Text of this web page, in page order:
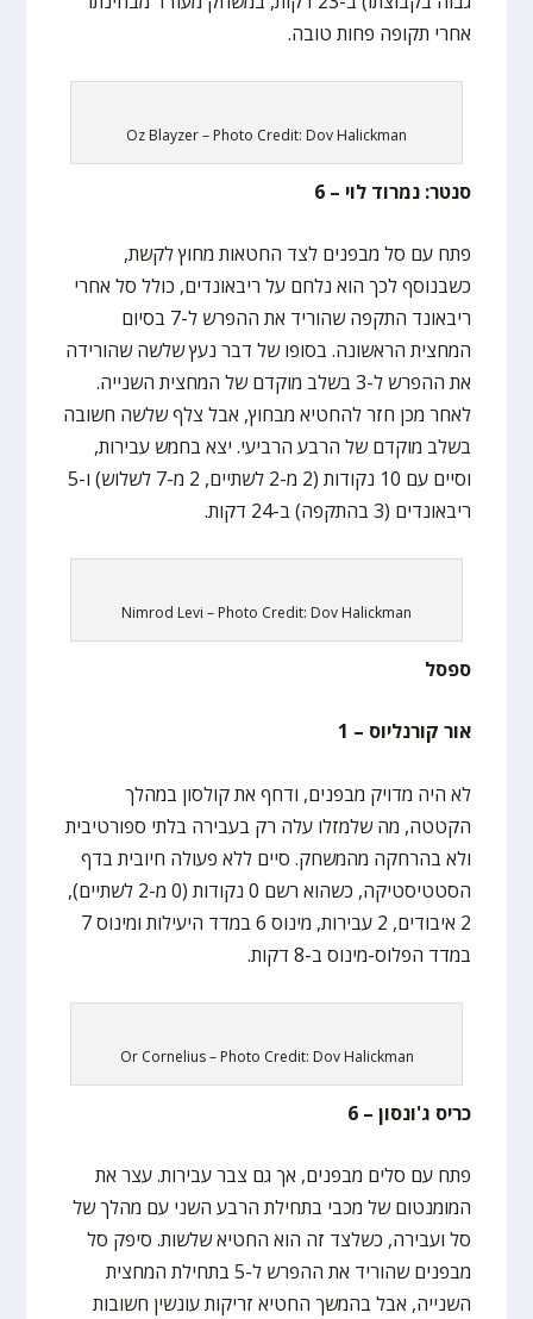
אחרי תקופה פחות טובה.
Oz Blayzer – Photo Credit: Dov Halickman
סנטר: נמרוד לוי – 6
פתח עם סל מבפנים לצד החטאות מחוץ לקשת,
כשבנוסף לכך הוא נלחם על ריבאונדים, כולל סל אחרי
ריבאונד התקפה שהוריד את ההפרש ל-7 בסיום
המחצית הראשונה. בסופו של דבר נעץ שלשה שהורידה
את ההפרש ל-3 בשלב מוקדם של המחצית השנייה.
לאחר מכן חזר להחטיא מבחוץ, אבל צלף שלשה חשובה
בשלב מוקדם של הרבע הרביעי. יצא בחמש עבירות,
וסיים עם 10 נקודות (2 מ-2 לשתיים, 2 מ-7 לשלוש) ו-5
ריבאונדים (3 בהתקפה) ב-24 דקות.
Nimrod Levi – Photo Credit: Dov Halickman
ספסל
אור קורנליוס – 1
לא היה מדויק מבפנים, ודחף את קולסון במהלך
הקטטה, מה שלמזלו עלה רק בעבירה בלתי ספורטיבית
ולא בהרחקה מהמשחק. סיים ללא פעולה חיובית בדף
הסטטיסטיקה, כשהוא רשם 0 נקודות (0 מ-2 לשתיים),
2 איבודים, 2 עבירות, מינוס 6 במדד היעילות ומינוס 7
במדד הפלוס-מינוס ב-8 דקות.
Or Cornelius – Photo Credit: Dov Halickman
כריס ג'ונסון – 6
פתח עם סלים מבפנים, אך גם צבר עבירות. עצר את
המומנטום של מכבי בתחילת הרבע השני עם מהלך של
סל ועבירה, כשלצד זה הוא החטיא שלשות. סיפק סל
מבפנים שהוריד את ההפרש ל-5 בתחילת המחצית
השנייה, אבל בהמשך החטיא זריקות עונשין חשובות